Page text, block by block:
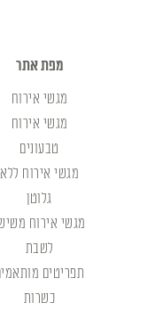
מפת אתר
מגשי אירוח
מגשי אירוח
טבעונים
מגשי אירוח ללא
גלוטן
מגשי אירוח
לשבת
תפריטים
כשרות